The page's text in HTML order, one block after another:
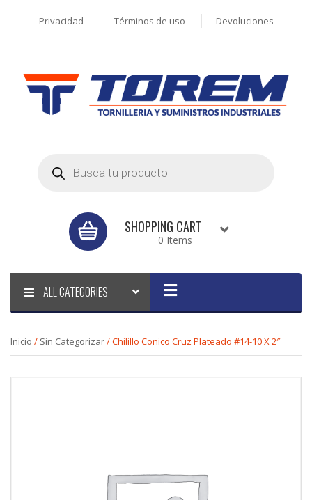
Privacidad Términos de uso Devoluciones
search
SHOPPING CART
0 Items
ALL CATEGORIES
Inicio / Sin Categorizar/ Chilillo Conico Cruz Plateado #14-10 X 2″